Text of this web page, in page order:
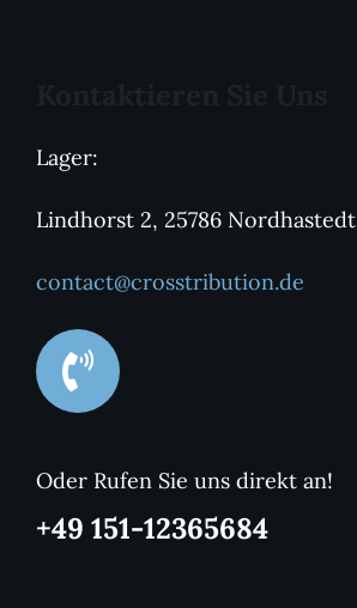
Lager:
Lindhorst 2, 25786 Nordhastedt
contact@crosstribution.de
Oder Rufen Sie uns direkt an!
+49 151-12365684